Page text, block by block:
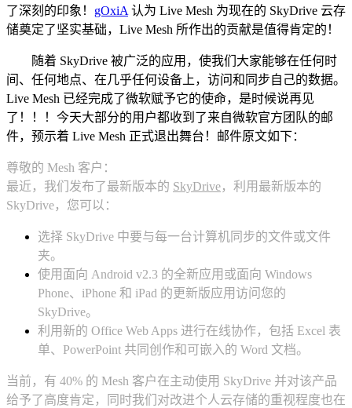
了深刻的印象！ gOxiA认为 Live Mesh 为现在的 SkyDrive 云存
储奠定了坚实基础，Live Mesh 所作出的贡献是值得肯定的！
随着 SkyDrive 被广泛的应用，使我们大家能够在任何时
间、任何地点、在几乎任何设备上，访问和同步自己的数据。
Live Mesh 已经完成了微软赋予它的使命，是时候说再见
了！！！今天大部分的用户都收到了来自微软官方团队的邮
件，预示着 Live Mesh 正式退出舞台！邮件原文如下：
尊敬的 Mesh 客户：
最近，我们发布了最新版本的 SkyDrive，利用最新版本的
SkyDrive，您可以：
选择 SkyDrive 中要与每一台计算机同步的文件或文件
夹。
使用面向 Android v2.3 的全新应用或面向 Windows
Phone、iPhone 和 iPad 的更新版应用访问您的
SkyDrive。
利用新的 Office Web Apps 进行在线协作，包括 Excel 表
单、PowerPoint 共同创作和可嵌入的 Word 文档。
当前，有 40% 的 Mesh 客户在主动使用 SkyDrive 并对该产品
给予了高度肯定，同时我们对改进个人云存储的重视程度也在